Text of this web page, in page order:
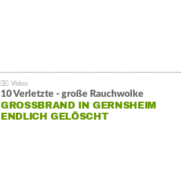
10 Verletzte - große Rauchwolke
GROSSBRAND IN GERNSHEIM E
NDLICH GELÖSCHT